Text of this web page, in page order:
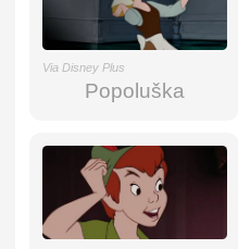
Via Disney Plus
Popoluška